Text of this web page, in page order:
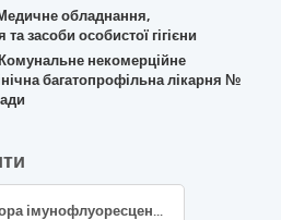
Медичне обладнання,
засоби особистої гігієни
Комунальне некомерційне
багатопрофільна лікарня №
Реактиви для аналізатора імунофлуоресцентного Genrui FA-50: Глiкозильований гемоглобiн (НbА1с), тест-набір (імунофлуоресценція) (Код НК 024:2023 - 53316 — Глікований гемоглобін (HbA1c) IVD (діагностика in vitro), реагент); Контроль якості глікозильованого гемоглобіну (HbA1c) (Код НК 024:2023 – 44435 - Контрольний матеріал для визначення глікованого гемоглобіну (HbA1c), IVD (діагностика in vitro).